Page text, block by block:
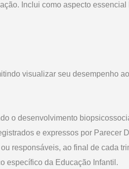
Inclui como aspecto
visualizar seu desempenho
o desenvolvimento
e expressos por Parecer
responsáveis, ao final de cada
específico da Educação Infantil.